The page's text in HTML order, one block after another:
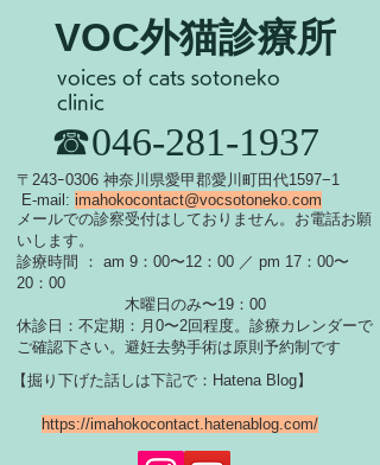
VOC外猫診療所
​☎046-281-1937
​〒243ｰ0306 神奈川県愛甲郡愛川町田代1597−1
E-mail: imahokocontact@vocsotoneko.com
​メールでの診察受付はしておりません。お電話お願
いします。
診療時間 ： am 9：00〜12：00 ／ pm 17：00〜
20：00
木曜日のみ〜19：00
休診日：不定期：月0〜2回程度。診療カレンダーで
ご確認下さい。 ​避妊去勢手術は原則予約制です
voices of cats sotoneko
clinic
https://imahokocontact.hatenablog.com/
【掘り下げた話しは下記で：Hatena Blog】